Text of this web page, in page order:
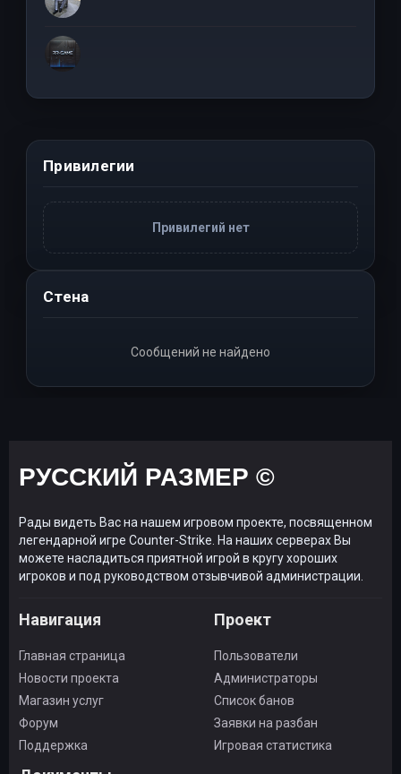
Привилегии
Привилегий нет
Стена
Сообщений не найдено
РУССКИЙ РАЗМЕР ©
Рады видеть Вас на нашем игровом проекте, посвященном
легендарной игре Counter-Strike. На наших серверах Вы
можете насладиться приятной игрой в кругу хороших
игроков и под руководством отзывчивой администрации.
Навигация
Главная страница
Новости проекта
Магазин услуг
Форум
Поддержка
Проект
Пользователи
Администраторы
Список банов
Заявки на разбан
Игровая статистика